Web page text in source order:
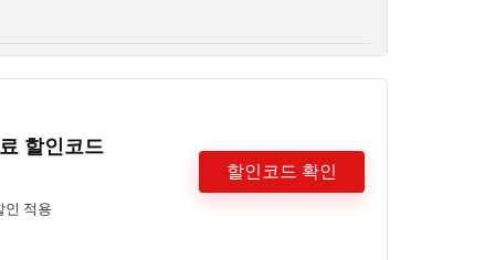
할인코드
인 적용
할인코드 확인